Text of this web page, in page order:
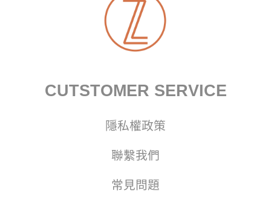
CUTSTOMER SERVICE
隱私權政策
聯繫我們
常見問題